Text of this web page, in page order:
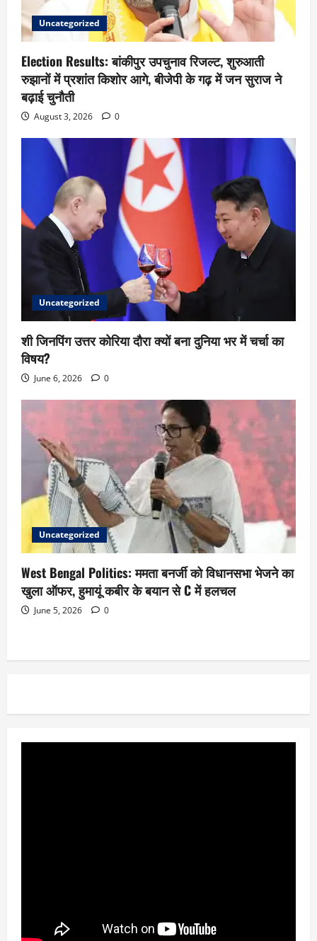
Uncategorized
Election Results: बांकीपुर उपचुनाव रिजल्ट, शुरुआती
रुझानों में प्रशांत किशोर आगे, बीजेपी के गढ़ में जन सुराज ने
बढ़ाई चुनौती
August 3, 2026 0
Uncategorized
शी जिनपिंग उत्तर कोरिया दौरा क्यों बना दुनिया भर में चर्चा का
विषय?
June 6, 2026 0
Uncategorized
West Bengal Politics: ममता बनर्जी को विधानसभा भेजने का
खुला ऑफर, हुमायूं कबीर के बयान से C में हलचल
June 5, 2026 0